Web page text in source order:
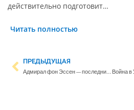
действительно подготовит…
Читать полностью
ПРЕДЫДУЩАЯ
Адмирал фон Эссен — последний командующий Балтийским флотом Российской империи